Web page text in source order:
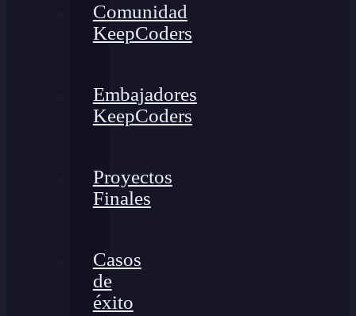
Comunidad
KeepCoders
Embajadores
KeepCoders
Proyectos
Finales
Casos
de
éxito